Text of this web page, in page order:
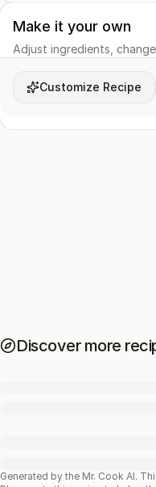
Make it your own
Adjust ingredients,
Customize Recipe
Discover more
Generated by the Mr. Cook AI.